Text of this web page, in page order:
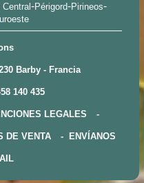
-Périgord-Pirineos-
Barby - Francia
140 435
LEGALES -
DE VENTA - ENVÍANOS